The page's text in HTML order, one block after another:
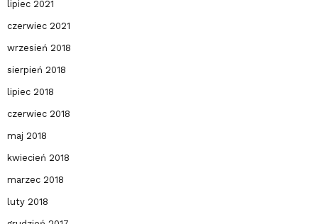
lipiec 2021
czerwiec 2021
wrzesień 2018
sierpień 2018
lipiec 2018
czerwiec 2018
maj 2018
kwiecień 2018
marzec 2018
luty 2018